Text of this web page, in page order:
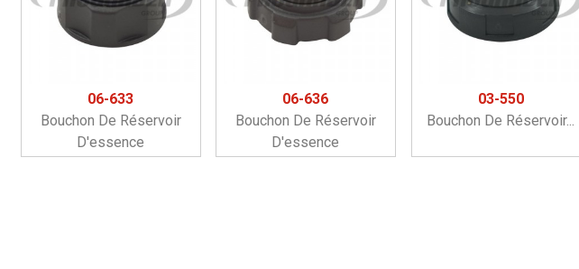
06-633
Bouchon De Réservoir
D'essence
06-636
Bouchon De Réservoir
D'essence
03-550
Bouchon De Réservoir...